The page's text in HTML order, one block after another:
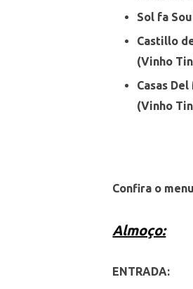
Sol fa
Castillo
(Vinho
Casas
(Vinho
Confira o
Almoço:
ENTRADA:⠀